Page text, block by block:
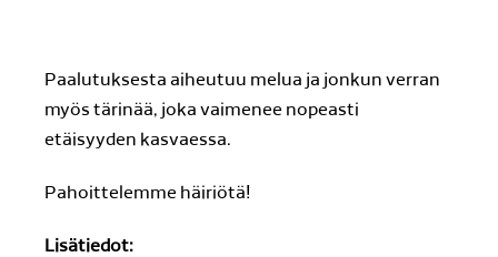
Paalutuksesta aiheutuu melua ja jonkun verran
myös tärinää, joka vaimenee nopeasti
etäisyyden kasvaessa.
Pahoittelemme häiriötä!
Lisätiedot: